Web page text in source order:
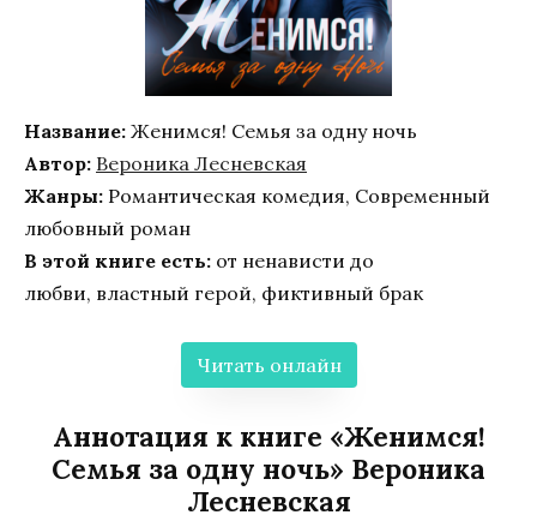
Название: Женимся! Семья за одну ночь
Автор: Вероника Лесневская
Жанры: Романтическая комедия, Современный
любовный роман
В этой книге есть: от ненависти до
любви, властный герой, фиктивный брак
Читать онлайн
Аннотация к книге «Женимся!
Семья за одну ночь» Вероника
Лесневская